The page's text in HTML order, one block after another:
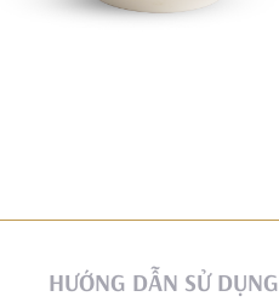
HƯỚNG DẪN SỬ DỤNG